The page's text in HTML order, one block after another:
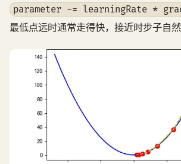
parameter -= learningRate *
最低点远时通常走得快，接近时步子自然